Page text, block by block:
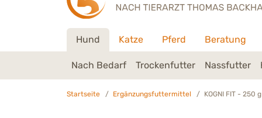
Hund Katze Pferd Beratung
Nach Bedarf Trockenfutter Nassfutter
Startseite Ergänzungsfuttermittel KOGNI FIT -